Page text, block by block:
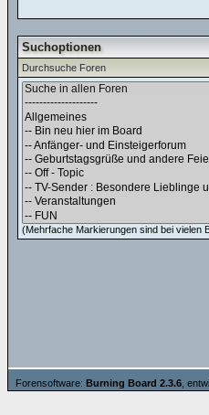
Suchoptionen
Durchsuche Foren
(Mehrfache Markierungen sind bei vielen
Forensoftware: Burning Board 2.3.6 ,